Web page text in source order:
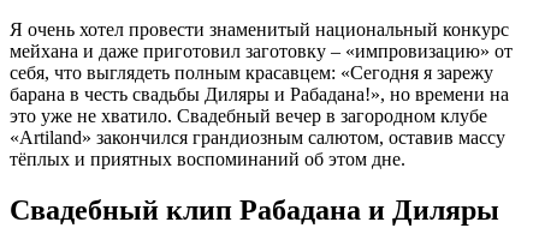
Я очень хотел провести знаменитый национальный конкурс
мейхана и даже приготовил заготовку – «импровизацию» от
себя, что выглядеть полным красавцем: «Сегодня я зарежу
барана в честь свадьбы Диляры и Рабадана!», но времени на
это уже не хватило. Свадебный вечер в загородном клубе
«Artiland» закончился грандиозным салютом, оставив массу
тёплых и приятных воспоминаний об этом дне.
Свадебный клип Рабадана и Диляры